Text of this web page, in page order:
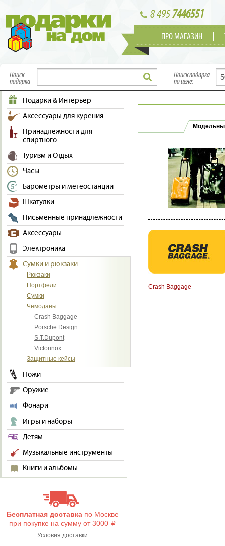
8 4957446551
ПРО МАГАЗИН
Поиск
подарка
Поиск подарка
по цене:
Подарки & Интерьер
Аксессуары для курения
Принадлежности для
спиртного
Туризм и Отдых
Часы
Барометры и метеостанции
Шкатулки
Письменные принадлежности
Аксессуары
Электроника
Сумки и рюкзаки
Рюкзаки
Портфели
Сумки
Чемоданы
Crash Baggage
Porsche Design
S.T.Dupont
Victorinox
Защитные кейсы
Ножи
Оружие
Фонари
Игры и наборы
Детям
Музыкальные инструменты
Книги и альбомы
Бесплатная доставкапо Москве
при покупке на сумму от 3000 i
Условия доставки
Crash Baggage